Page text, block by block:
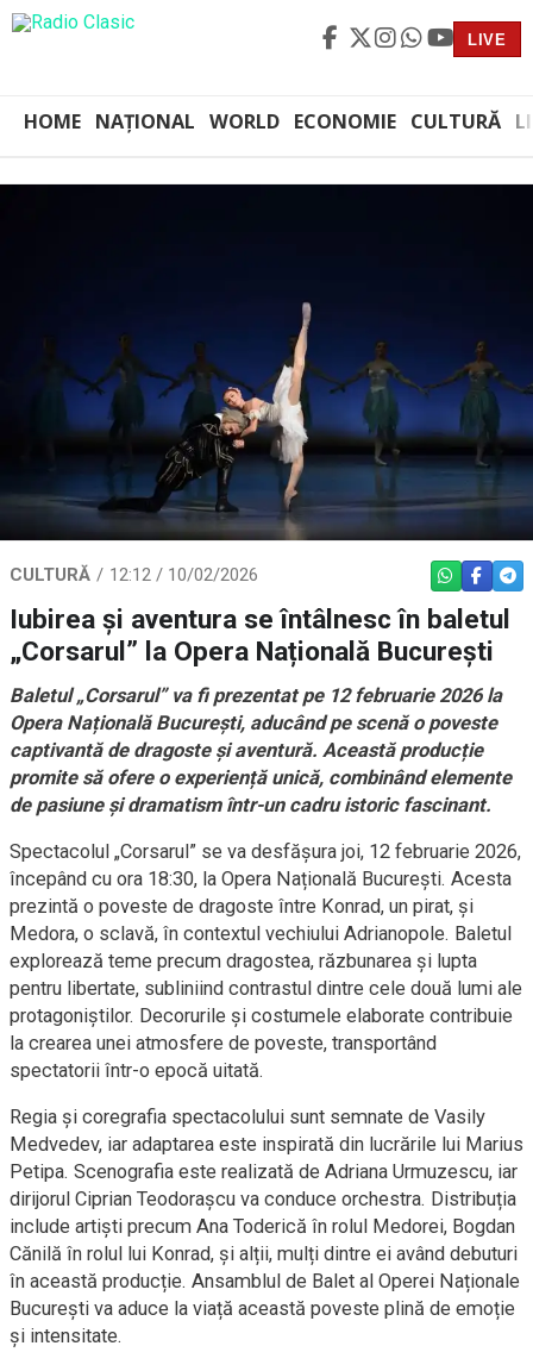
LIVE
HOME NAȚIONAL WORLD ECONOMIE CULTURĂ
CULTURĂ 12:12 / 10/02/2026 WHATSAPP
Iubirea și aventura se întâlnesc în baletul
„Corsarul” la Opera Națională București
Baletul „Corsarul” va fi prezentat pe 12 februarie 2026 la
Opera Națională București, aducând pe scenă o poveste
captivantă de dragoste și aventură. Această producție
promite să ofere o experiență unică, combinând elemente
de pasiune și dramatism într-un cadru istoric fascinant.
Spectacolul „Corsarul” se va desfășura joi, 12 februarie 2026,
începând cu ora 18:30, la Opera Națională București. Acesta
prezintă o poveste de dragoste între Konrad, un pirat, și
Medora, o sclavă, în contextul vechiului Adrianopole. Baletul
explorează teme precum dragostea, răzbunarea și lupta
pentru libertate, subliniind contrastul dintre cele două lumi ale
protagoniștilor. Decorurile și costumele elaborate contribuie
la crearea unei atmosfere de poveste, transportând
spectatorii într-o epocă uitată.
Regia și coregrafia spectacolului sunt semnate de Vasily
Medvedev, iar adaptarea este inspirată din lucrările lui Marius
Petipa. Scenografia este realizată de Adriana Urmuzescu, iar
dirijorul Ciprian Teodorașcu va conduce orchestra. Distribuția
include artiști precum Ana Toderică în rolul Medorei, Bogdan
Cănilă în rolul lui Konrad, și alții, mulți dintre ei având debuturi
în această producție. Ansamblul de Balet al Operei Naționale
București va aduce la viață această poveste plină de emoție
și intensitate.